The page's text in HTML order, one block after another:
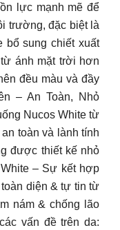
lực mạnh mẽ để
trường, đặc biệt là
bổ sung chiết xuất
ánh mặt trời hơn
đều màu và đầy
– An Toàn, Nhỏ
Nucos White từ
toàn và lành tính
được thiết kế nhỏ
– Sự kết hợp
diện & tự tin từ
nám & chống lão
vấn đề trên da: